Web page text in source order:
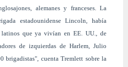
alemanes y franceses. La
estadounidense Lincoln, había
latinos que ya vivían en EE. UU., de
de izquierdas de Harlem, Julio
brigadistas", cuenta Tremlett sobre la